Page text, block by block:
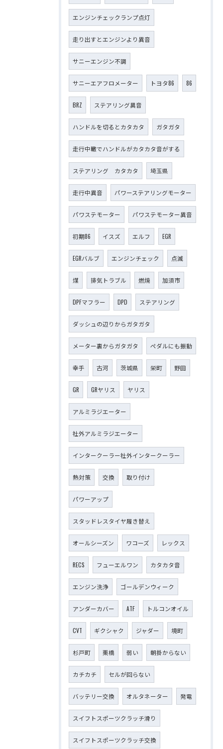
エンジンチェックランプ点灯
走り出すとエンジンより異音
サニーエンジン不調
サニーエアフロメーター トヨタ86 86
BRZ ステアリング異音
ハンドルを切るとカタカタ ガタガタ
走行中轍でハンドルがカタカタ音がする
ステアリング カタカタ 埼玉県
走行中異音 パワーステアリングモーター
パワステモーター パワステモーター異音
初期86 イスズ エルフ EGR
EGRバルブ エンジンチェック 点滅
煤 排気トラブル 燃焼 加須市
DPFマフラー DPD ステアリング
ダッシュの辺りからガタガタ
メーター裏からガタガタ ペダルにも振動
幸手 古河 茨城県 栄町 野田
GR GRヤリス ヤリス
アルミラジエーター
社外アルミラジエーター
インタークーラー社外インタークーラー
熱対策 交換 取り付け
パワーアップ
スタッドレスタイヤ履き替え
オールシーズン ワコーズ レックス
RECS フューエルワン カタカタ音
エンジン洗浄 ゴールデンウィーク
アンダーカバー ATF トルコンオイル
CVT ギクシャク ジャダー 境町
杉戸町 栗橋 弱い 朝掛からない
カチカチ セルが回らない
バッテリー交換 オルタネーター 発電
スイフトスポーツクラッチ滑り
スイフトスポーツクラッチ交換